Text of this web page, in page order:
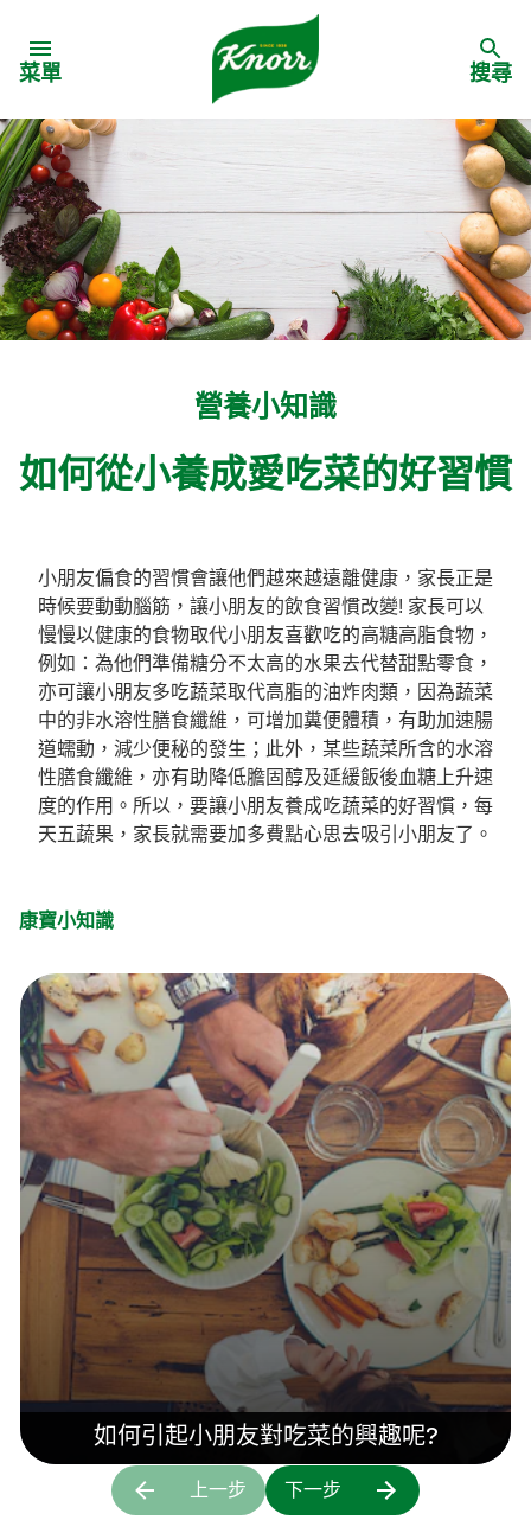
菜單 搜尋
營養小知識
如何從小養成愛吃菜的好習慣
小朋友偏食的習慣會讓他們越來越遠離健康，家長正是
時候要動動腦筋，讓小朋友的飲食習慣改變! 家長可以
慢慢以健康的食物取代小朋友喜歡吃的高糖高脂食物，
例如：為他們準備糖分不太高的水果去代替甜點零食，
亦可讓小朋友多吃蔬菜取代高脂的油炸肉類，因為蔬菜
中的非水溶性膳食纖維，可增加糞便體積，有助加速腸
道蠕動，減少便秘的發生；此外，某些蔬菜所含的水溶
性膳食纖維，亦有助降低膽固醇及延緩飯後血糖上升速
度的作用。所以，要讓小朋友養成吃蔬菜的好習慣，每
天五蔬果，家長就需要加多費點心思去吸引小朋友了。
康寶小知識
如何引起小朋友對吃菜的興趣呢?
上一步 下一步